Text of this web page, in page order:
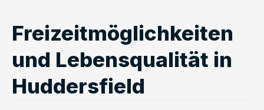
Freizeitmöglichkeiten
und Lebensqualität in
Huddersfield